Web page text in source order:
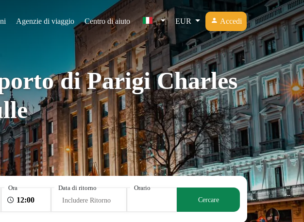
Agenzie di viaggio Centro di aiuto EUR Accedi
di Parigi Charles
Ora
Data di ritorno
Includere Ritorno
Orario
Cercare